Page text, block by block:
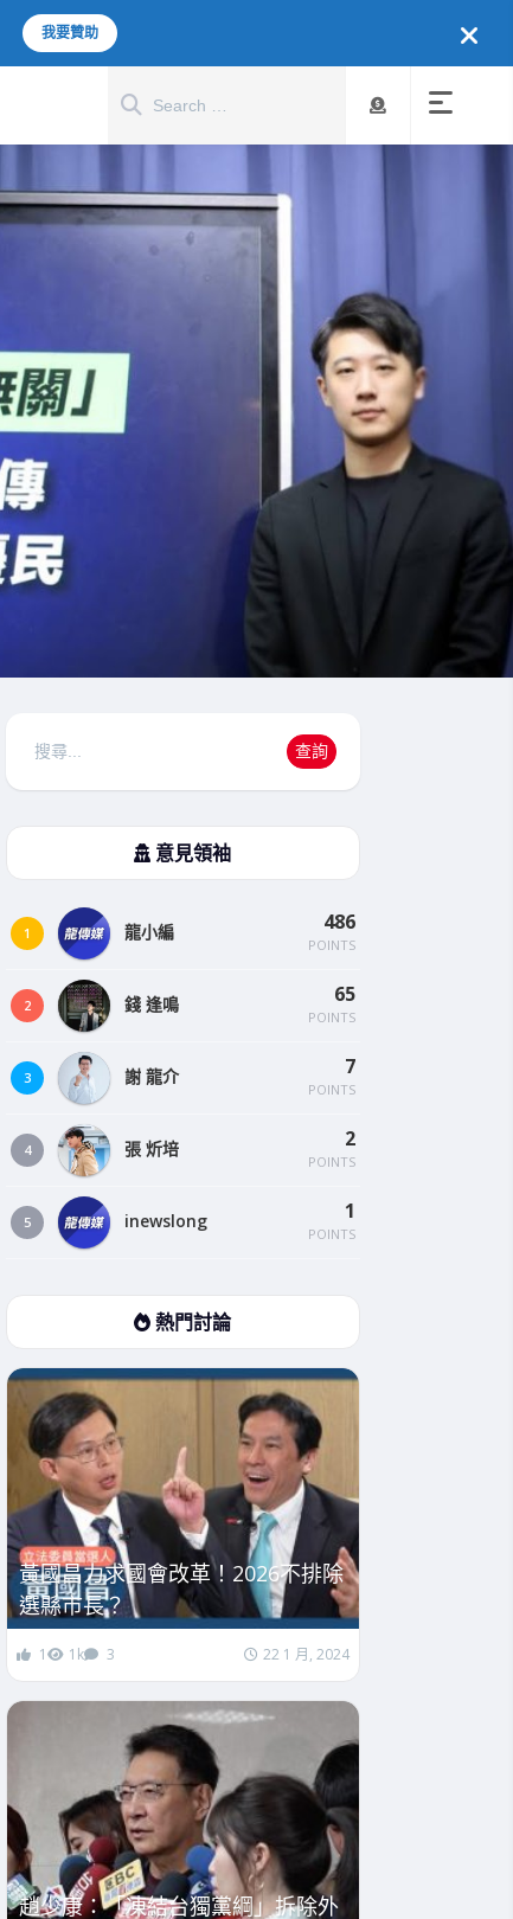
我要贊助
搜
查詢
意見領袖
1 龍小編 486
POINTS
2 錢 逢鳴 65
POINTS
3 謝 龍介 7
POINTS
4 張 炘培 2
POINTS
5 inewslong 1
POINTS
熱門討論
黃國昌力求國會改革！2026不排除
選縣市長？
1 1k 3 22 1 月, 2024
趙少康：「凍結台獨黨綱」拆除外